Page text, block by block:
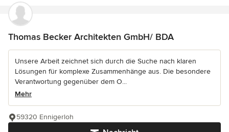
Thomas Becker Architekten GmbH/ BDA
Unsere Arbeit zeichnet sich durch die Suche nach klaren
Lösungen für komplexe Zusammenhänge aus. Die besondere
Verantwortung gegenüber dem O...
Mehr
59320 Ennigerloh